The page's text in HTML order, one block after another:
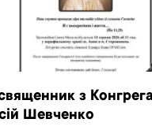
з
Шевченко